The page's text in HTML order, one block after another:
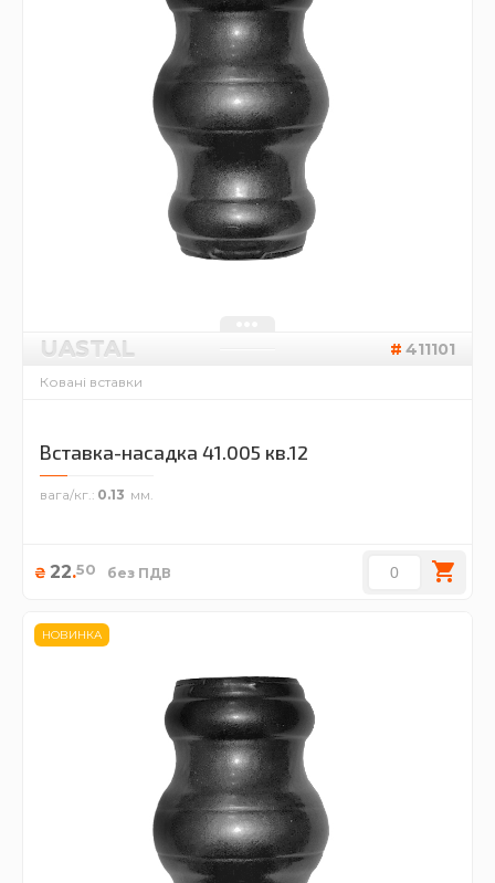
UASTAL 411101
Ковані вставки
Вставка-насадка 41.005 кв.12
вага/кг. 0.13
₴ 22.50 без ПДВ
НОВИНКА